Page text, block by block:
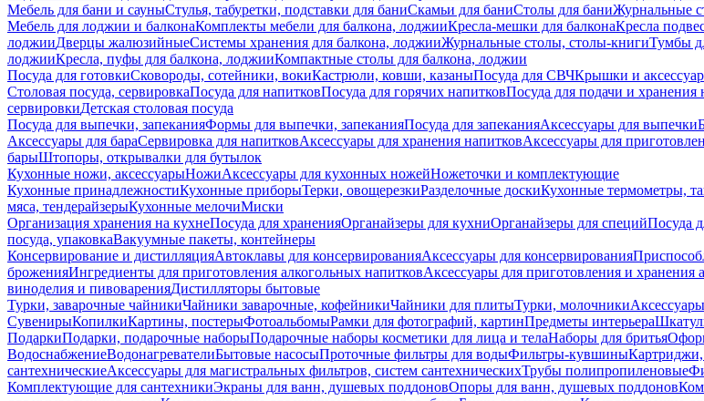
Мебель для бани и сауныСтулья, табуретки, подставки для баниСкамьи для баниСтолы для баниЖурнальные
Мебель для лоджии и балконаКомплекты мебели для балкона, лоджииКресла-мешки для балконаКресла
лоджииДверцы жалюзийныеСистемы хранения для балкона, лоджииЖурнальные столы, столы-книгиТумбы
лоджииКресла, пуфы для балкона, лоджииКомпактные столы для балкона, лоджии
Посуда для готовкиСковороды, сотейники, вокиКастрюли, ковши, казаныПосуда для СВЧКрышки и
Столовая посуда, сервировкаПосуда для напитковПосуда для горячих напитковПосуда для подачи и хранения
сервировкиДетская столовая посуда
Посуда для выпечки, запеканияФормы для выпечки, запеканияПосуда для запеканияАксессуары для выпечки
Аксессуары для бараСервировка для напитковАксессуары для хранения напитковАксессуары для
барыШтопоры, открывалки для бутылок
Кухонные ножи, аксессуарыНожиАксессуары для кухонных ножейНожеточки и комплектующие
Кухонные принадлежностиКухонные приборыТерки, овощерезкиРазделочные доскиКухонные термометры,
мяса, тендерайзерыКухонные мелочиМиски
Организация хранения на кухнеПосуда для храненияОрганайзеры для кухниОрганайзеры для специйПосуда
посуда, упаковкаВакуумные пакеты, контейнеры
Консервирование и дистилляцияАвтоклавы для консервированияАксессуары для консервирования
броженияИнгредиенты для приготовления алкогольных напитковАксессуары для приготовления и хранения
виноделия и пивоваренияДистилляторы бытовые
Турки, заварочные чайникиЧайники заварочные, кофейникиЧайники для плитыТурки, молочники
СувенирыКопилкиКартины, постерыФотоальбомыРамки для фотографий, картинПредметы интерьера
ПодаркиПодарки, подарочные наборыПодарочные наборы косметики для лица и телаНаборы для бритья
ВодоснабжениеВодонагревателиБытовые насосыПроточные фильтры для водыФильтры-кувшины
сантехническиеАксессуары для магистральных фильтров, систем сантехническихТрубы полипропиленовые
Комплектующие для сантехникиЭкраны для ванн, душевых поддоновОпоры для ванн, душевых поддонов